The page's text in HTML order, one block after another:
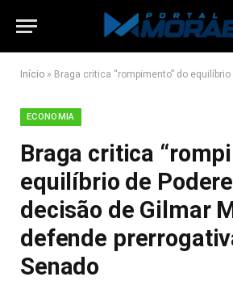
Início » Braga critica “rompimento” do equilíbrio de Poderes após decisão de Gilmar
ECONOMIA
Braga critica
equilíbrio de
decisão de Gilmar
defende
Senado